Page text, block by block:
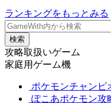
ランキングをもっとみる
検索
攻略取扱いゲーム
家庭用ゲーム機
ポケモンチャンピ
ぽこあポケモン攻